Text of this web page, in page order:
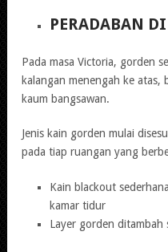
PERADABAN
Pada masa Victoria, gorden
kalangan menengah ke atas,
kaum bangsawan.
Jenis kain gorden mulai
pada tiap ruangan yang
Kain blackout
kamar tidur
Layer gorden